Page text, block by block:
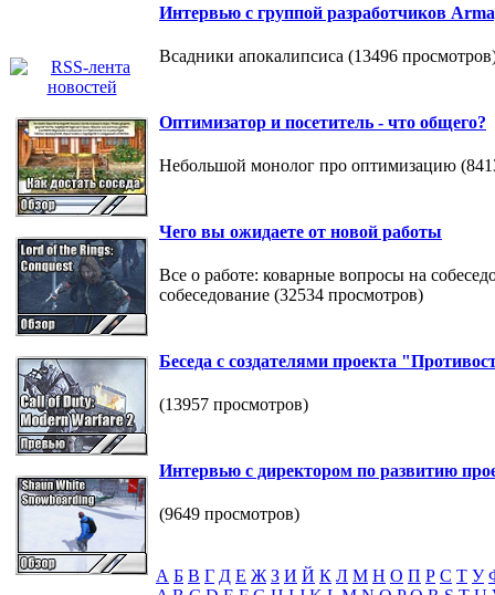
Интервью c группой разработчиков
Всадники апокалипсиса (13496
Оптимизатор и посетитель - что общего?
Небольшой монолог про оптимизацию
Чего вы ожидаете от новой работы
Все о работе: коварные вопросы на
собеседование (32534 просмотров)
Беседа с создателями проекта
(13957 просмотров)
Интервью с директором по развитию
(9649 просмотров)
А Б В Г Д Е Ж З И Й К Л М Н О П Р С Т У